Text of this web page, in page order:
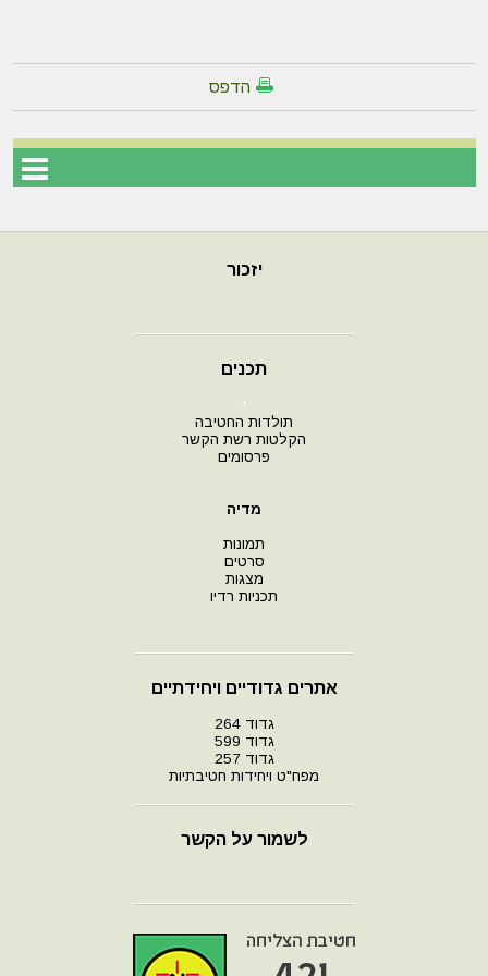
הדפס
יזכור
תכנים
י
תולדות החטיבה
הקלטות רשת הקשר
פרסומים
מדיה
תמונות
סרטים
מצגות
תכניות רדיו
אתרים גדודיים ויחידתיים
גדוד 264
גדוד 599
גדוד 257
מפח"ט ויחידות חטיבתיות
לשמור על הקשר